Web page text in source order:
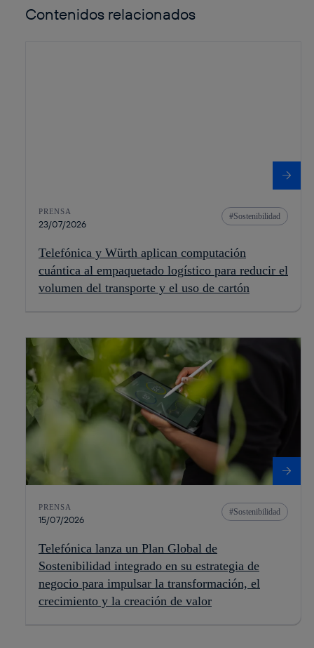
Contenidos relacionados
PRENSA
23/07/2026
Sostenibilidad
Telefónica y Würth aplican computación
cuántica al empaquetado logístico para reducir el
volumen del transporte y el uso de cartón
PRENSA
15/07/2026
Sostenibilidad
Telefónica lanza un Plan Global de
Sostenibilidad integrado en su estrategia de
negocio para impulsar la transformación, el
crecimiento y la creación de valor